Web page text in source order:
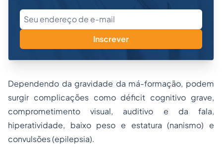
Inscrever
Dependendo da gravidade da má-formação, podem
surgir complicações como déficit cognitivo grave,
comprometimento visual, auditivo e da fala,
hiperatividade, baixo peso e estatura (nanismo) e
convulsões (epilepsia).